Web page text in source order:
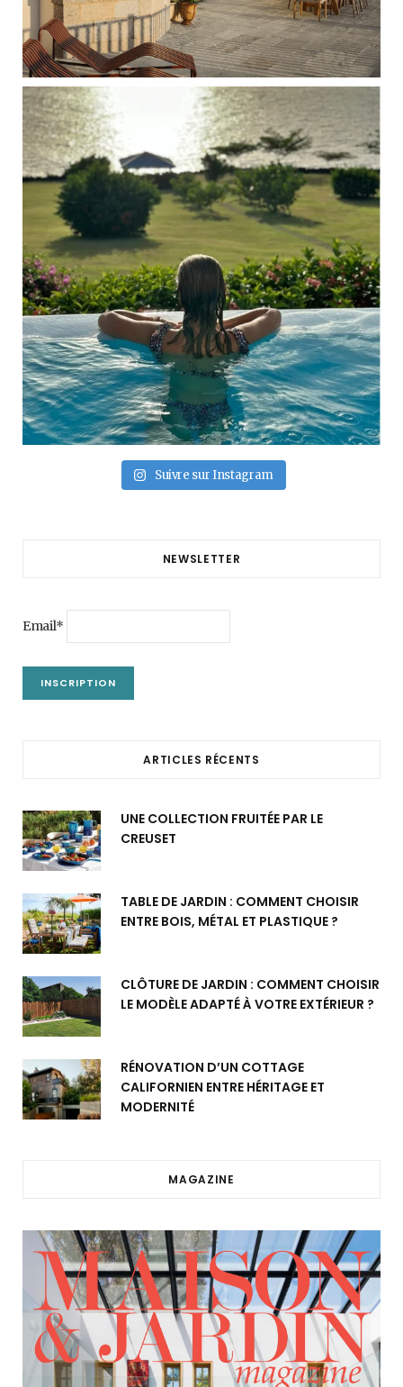
Suivre sur Instagram
NEWSLETTER
Email*
ARTICLES RÉCENTS
UNE COLLECTION FRUITÉE PAR LE
CREUSET
TABLE DE JARDIN : COMMENT CHOISIR
ENTRE BOIS, MÉTAL ET PLASTIQUE ?
CLÔTURE DE JARDIN : COMMENT CHOISIR
LE MODÈLE ADAPTÉ À VOTRE EXTÉRIEUR ?
RÉNOVATION D’UN COTTAGE
CALIFORNIEN ENTRE HÉRITAGE ET
MODERNITÉ
MAGAZINE